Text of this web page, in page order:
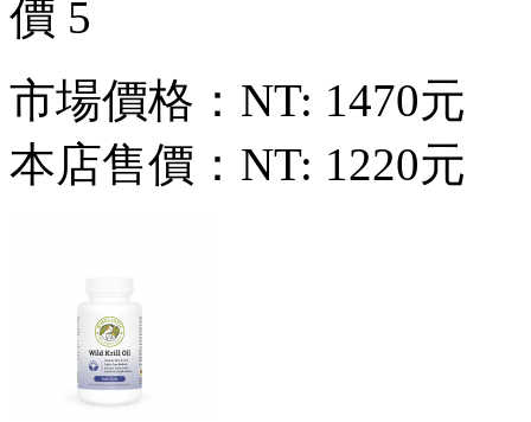
市場價格： NT: 1470元
本店售價： NT: 1220元